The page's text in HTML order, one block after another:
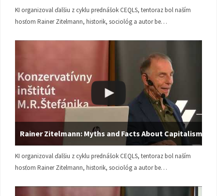
KI organizoval ďalšiu z cyklu prednášok CEQLS, tentoraz bol naším
hosťom Rainer Zitelmann, historik, sociológ a autor be…
Rainer Zitelmann: Myths and Facts About Capitalism
KI organizoval ďalšiu z cyklu prednášok CEQLS, tentoraz bol naším
hosťom Rainer Zitelmann, historik, sociológ a autor be…